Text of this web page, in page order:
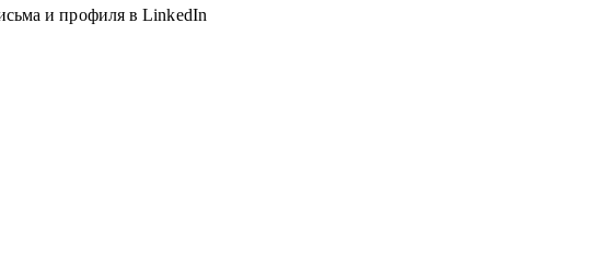
и профиля в LinkedIn